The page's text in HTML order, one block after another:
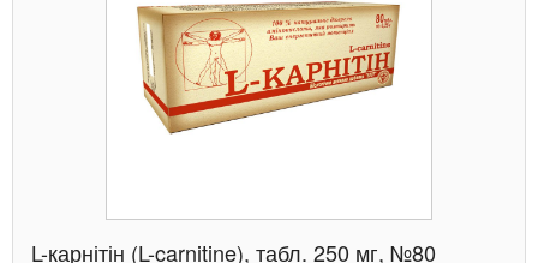
L-карнітін (L-carnitine), табл. 250 мг, №80